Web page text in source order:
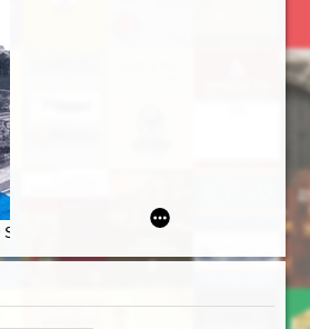
: prestiż finansowy i towarzyski